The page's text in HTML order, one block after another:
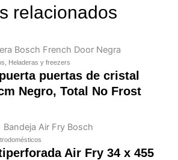
relacionados
Heladeras y freezers
puertas de cristal
Negro, Total No Frost
Air Fry 34 x 455